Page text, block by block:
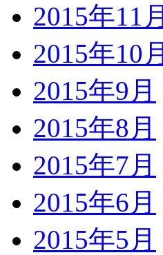
2015年11月
2015年10月
2015年9月
2015年8月
2015年7月
2015年6月
2015年5月